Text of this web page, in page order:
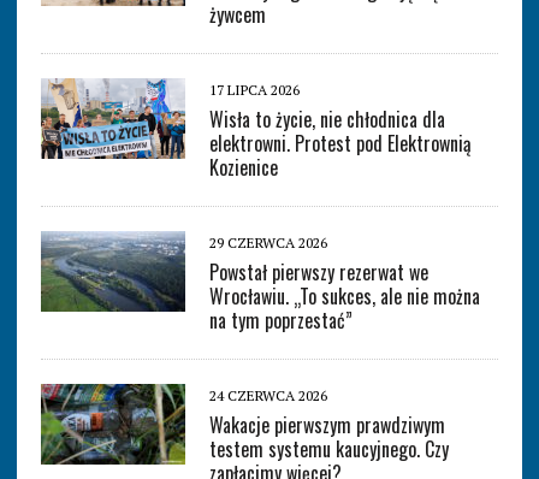
żywcem
17 LIPCA 2026
Wisła to życie, nie chłodnica dla
elektrowni. Protest pod Elektrownią
Kozienice
29 CZERWCA 2026
Powstał pierwszy rezerwat we
Wrocławiu. „To sukces, ale nie można
na tym poprzestać”
24 CZERWCA 2026
Wakacje pierwszym prawdziwym
testem systemu kaucyjnego. Czy
zapłacimy więcej?